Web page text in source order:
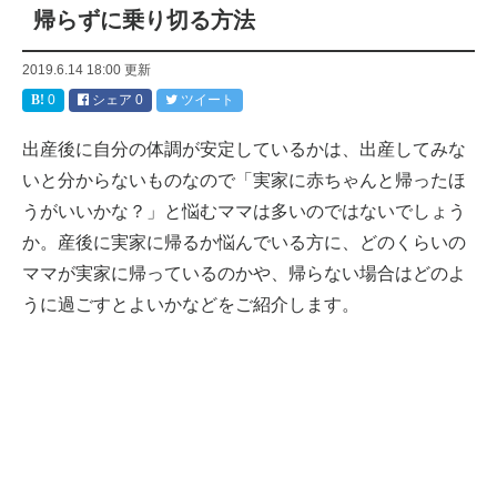
帰らずに乗り切る方法
2019.6.14 18:00 更新
0
シェア 0 ツイート
出産後に自分の体調が安定しているかは、出産してみな
いと分からないものなので「実家に赤ちゃんと帰ったほ
うがいいかな？」と悩むママは多いのではないでしょう
か。産後に実家に帰るか悩んでいる方に、どのくらいの
ママが実家に帰っているのかや、帰らない場合はどのよ
うに過ごすとよいかなどをご紹介します。